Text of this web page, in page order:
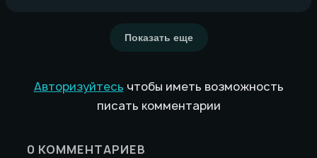
Показать еще
Авторизуйтесь чтобы иметь возможность
писать комментарии
0 КОММЕНТАРИЕВ